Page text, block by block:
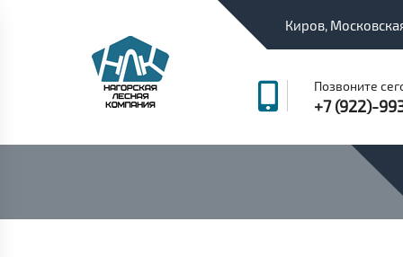
Киров,
Позвоните
+7 (922)-